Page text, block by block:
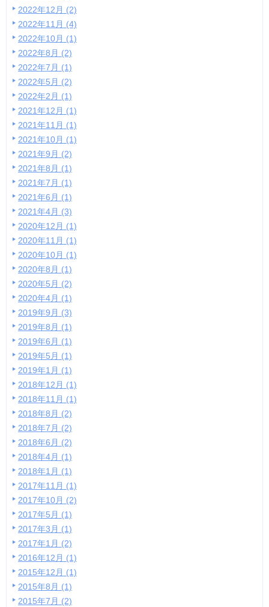
2022年12月 (2)
2022年11月 (4)
2022年10月 (1)
2022年8月 (2)
2022年7月 (1)
2022年5月 (2)
2022年2月 (1)
2021年12月 (1)
2021年11月 (1)
2021年10月 (1)
2021年9月 (2)
2021年8月 (1)
2021年7月 (1)
2021年6月 (1)
2021年4月 (3)
2020年12月 (1)
2020年11月 (1)
2020年10月 (1)
2020年8月 (1)
2020年5月 (2)
2020年4月 (1)
2019年9月 (3)
2019年8月 (1)
2019年6月 (1)
2019年5月 (1)
2019年1月 (1)
2018年12月 (1)
2018年11月 (1)
2018年8月 (2)
2018年7月 (2)
2018年6月 (2)
2018年4月 (1)
2018年1月 (1)
2017年11月 (1)
2017年10月 (2)
2017年5月 (1)
2017年3月 (1)
2017年1月 (2)
2016年12月 (1)
2015年12月 (1)
2015年8月 (1)
2015年7月 (2)